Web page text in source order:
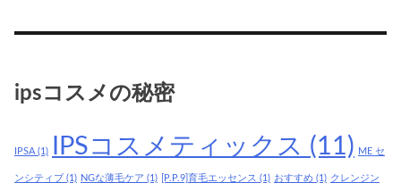
ipsコスメの秘密
IPSA (1) IPSコスメティックス (11) ME セ
ンシティブ (1) NGな薄毛ケア (1) [P.P.9]育毛エッセンス (1) おすすめ (1) クレンジン